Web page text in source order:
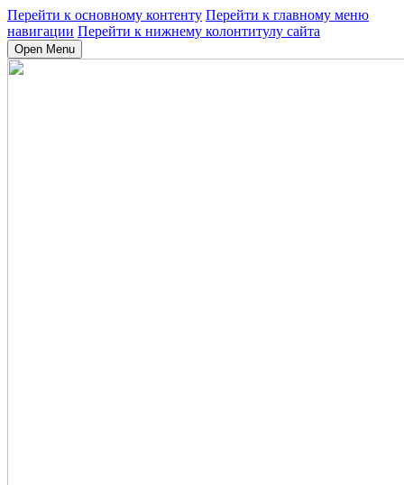
Перейти к основному контенту Перейти к главному меню
навигации Перейти к нижнему колонтитулу сайта
Open Menu